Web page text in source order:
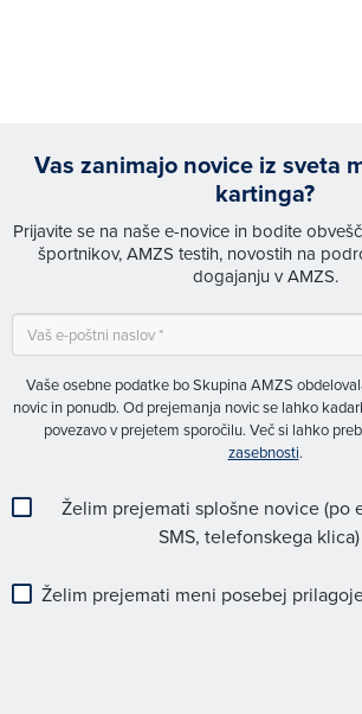
Vas zanimajo novice iz sveta
kartinga?
Prijavite se na naše e-novice in bodite
športnikov, AMZS testih, novostih na
dogajanju v AMZS.
Vaše osebne podatke bo Skupina AMZS
novic in ponudb. Od prejemanja novic se lahko
povezavo v prejetem sporočilu. Več si lahko
zasebnosti.
Želim prejemati splošne novice (po
SMS, telefonskega klica)
Želim prejemati meni posebej